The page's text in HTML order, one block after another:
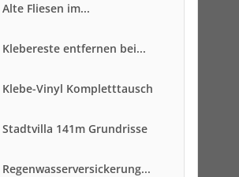
Alte Fliesen im...
Klebereste entfernen bei...
Klebe-Vinyl Kompletttausch
Stadtvilla 141m Grundrisse
Regenwasserversickerung...